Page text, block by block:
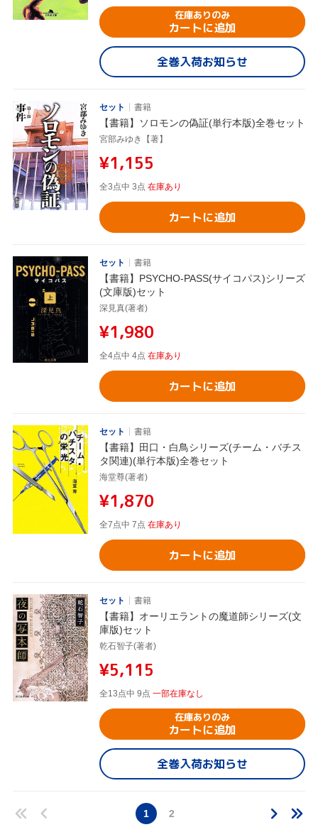
在庫ありのみ
カートに追加
全巻入荷お知らせ
セット 書籍
【書籍】ソロモンの偽証(単行本版)全巻セット
宮部みゆき【著】
¥1,155
全3点中 3点 在庫あり
カートに追加
セット 書籍
【書籍】PSYCHO-PASS(サイコパス)シリーズ
(文庫版)セット
深見真(著者)
¥1,980
全4点中 4点 在庫あり
カートに追加
セット 書籍
【書籍】田口・白鳥シリーズ(チーム・バチス
タ関連)(単行本版)全巻セット
海堂尊(著者)
¥1,870
全7点中 7点 在庫あり
カートに追加
セット 書籍
【書籍】オーリエラントの魔道師シリーズ(文
庫版)セット
乾石智子(著者)
¥5,115
全13点中 9点 一部在庫なし
在庫ありのみ
カートに追加
全巻入荷お知らせ
1 2